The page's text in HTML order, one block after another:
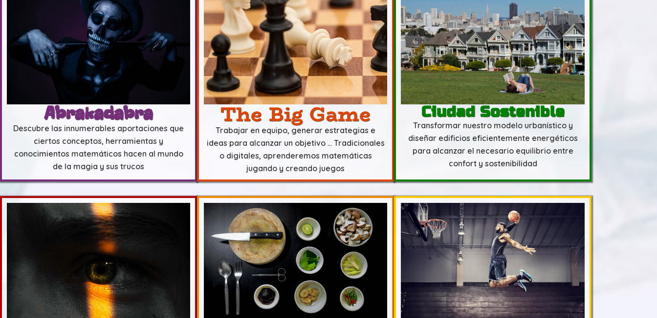
Abrakadabra
Descubre las innumerables aportaciones que
ciertos conceptos, herramientas y
conocimientos matemáticos hacen al mundo
de la magia y sus trucos
The Big Game
Trabajar en equipo, generar estrategias e
ideas para alcanzar un objetivo … Tradicionales
o digitales, aprenderemos matemáticas
jugando y creando juegos
Ciudad Sostenible
Transformar nuestro modelo urbanístico y
diseñar edificios eficientemente energéticos
para alcanzar el necesario equilibrio entre
confort y sostenibilidad